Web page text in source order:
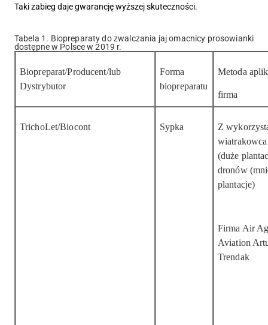
Taki zabieg daje gwarancję wyższej skuteczności.
Tabela 1. Biopreparaty do zwalczania jaj omacnicy prosowianki
dostępne w Polsce w 2019 r.
Biopreparat/Producent/lub
Dystrybutor
Forma
biopreparatu
Metoda
firma
TrichoLet/Biocont Sypka
Z
wiatrakowca
(duże
dronów
plantacje)
Firma Air
Aviation
Trendak